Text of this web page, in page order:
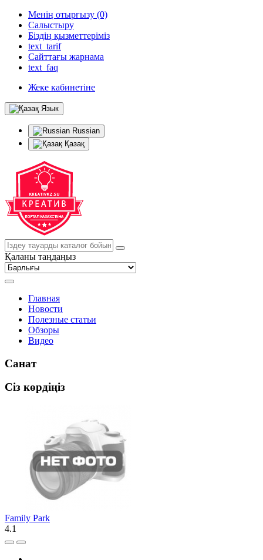
Менің отырғызу (0)
Салыстыру
Біздің қызметтеріміз
text_tarif
Сайттағы жарнама
text_faq
Жеке кабинетіне
Язык
Russian
Қазақ
Қаланы таңдаңыз
Главная
Новости
Полезные статьи
Обзоры
Видео
Санат
Сіз көрдіңіз
Family Park
4.1